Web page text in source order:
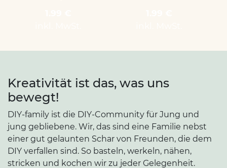
Kreativität ist das, was uns
bewegt!
DIY-family ist die DIY-Community für Jung und
jung gebliebene. Wir, das sind eine Familie nebst
einer gut gelaunten Schar von Freunden, die dem
DIY verfallen sind. So basteln, werkeln, nähen,
stricken und kochen wir zu jeder Gelegenheit.